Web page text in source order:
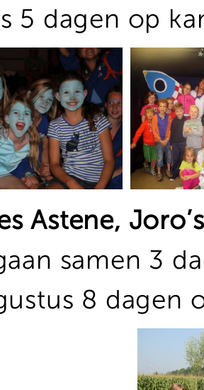
5 dagen op
Astene,
samen 3
8 dagen